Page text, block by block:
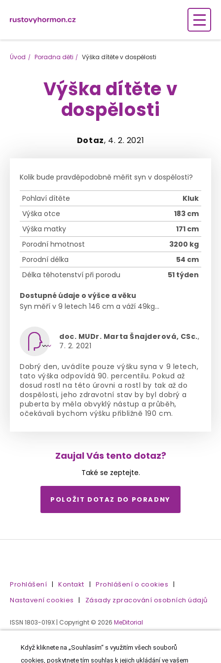
Úvod Poradna děti Výška dítěte v dospělosti
Výška dítěte v
dospělosti
Dotaz, 4. 2. 2021
Kolik bude pravděpodobně měřit syn v dospělosti?
Pohlaví dítěte
Kluk
Výška otce
183 cm
Výška matky
171 cm
Porodní hmotnost
3200 kg
Porodní délka
54 cm
Délka těhotenství při porodu
51 týden
Dostupné údaje o výšce a věku
Syn měří v 9 letech 146 cm a váží 49kg...
doc. MUDr. Marta Šnajderová, CSc.,
7. 2. 2021
Dobrý den, uvádíte pouze výšku syna v 9 letech,
tato výška odpovídá 90. percentilu. Pokud až
dosud rostl na této úrovni a rostl by tak až do
dospělosti, jeho zdravotní stav by byl dobrý a
puberta by měla obvyklý nástup a průběh,
očekávali bychom výšku přibližně 190 cm.
Zaujal Vás tento dotaz?
Také se zeptejte.
POLOŽIT DOTAZ DO PORADNY
Prohlášení | Kontakt | Prohlášení o cookies |
Nastavení cookies | Zásady zpracování osobních údajů
ISSN 1803-019X | Copyright © 2026 MeDitorial
Když kliknete na „Souhlasím“ s využitím všech souborů
cookies, poskytnete tím souhlas k jejich ukládání ve vašem